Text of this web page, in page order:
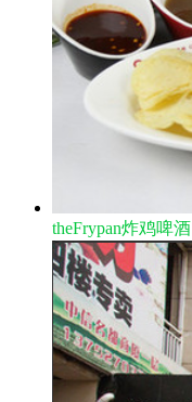
theFrypan炸鸡啤酒